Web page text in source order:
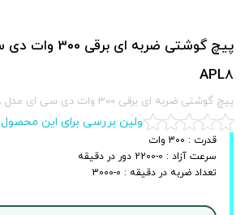
APL8
پیچ گوشتی ضربه ای برقی 300 وات دی سی ای مدل DCA APL8
اولین بررسی برای این محصول
قدرت : 300 وات
سرعت آزاد : 0-2200 دور در دقیقه
تعداد ضربه در دقیقه : 0-3000